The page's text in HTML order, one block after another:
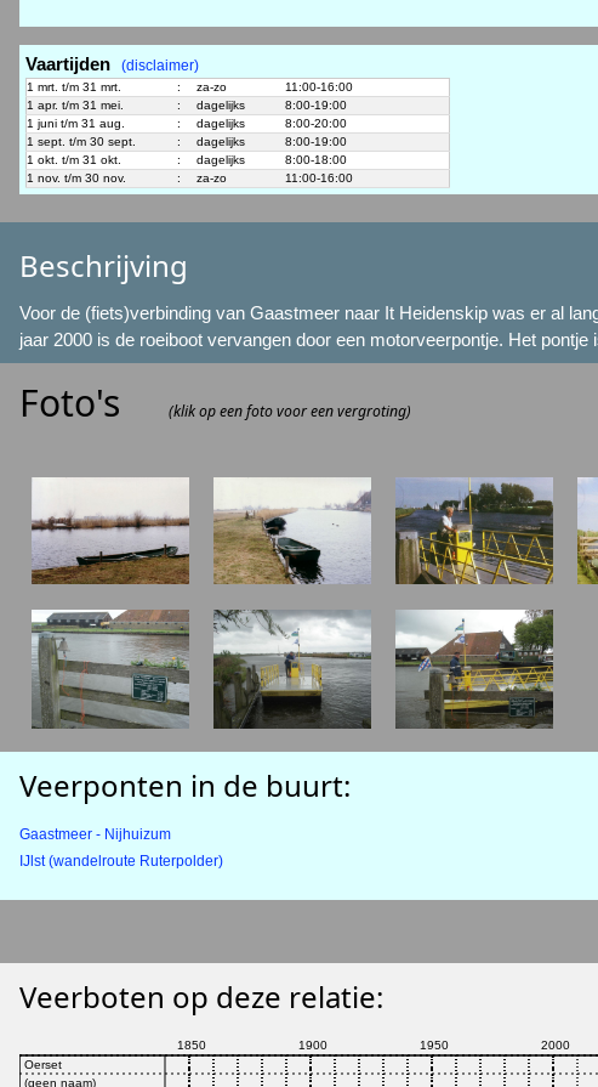
Vaartijden (disclaimer)
1 mrt. t/m 31 mrt. : za-zo
11:00-16:00
1 apr. t/m 31 mei.
: dagelijks
8:00-19:00
1 juni t/m 31 aug.
: dagelijks
8:00-20:00
1 sept. t/m 30 sept.
: dagelijks
8:00-19:00
1 okt. t/m 31 okt.
: dagelijks
8:00-18:00
1 nov. t/m 30 nov.
: za-zo 11:00-16:00
Beschrijving
Voor de (fiets)verbinding van Gaastmeer naar It Heidenskip was er al
jaar 2000 is de roeiboot vervangen door een motorveerpontje. Het
Foto's (klik op een foto voor een vergroting)
Veerponten in de buurt:
Gaastmeer - Nijhuizum
IJlst (wandelroute Ruterpolder)
Veerboten op deze relatie: